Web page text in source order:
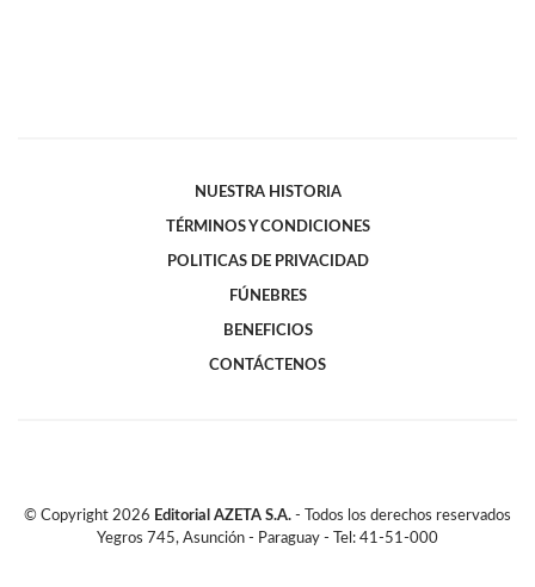
NUESTRA HISTORIA
TÉRMINOS Y CONDICIONES
POLITICAS DE PRIVACIDAD
FÚNEBRES
BENEFICIOS
CONTÁCTENOS
© Copyright 2026 Editorial AZETA S.A. - Todos los derechos reservados
Yegros 745, Asunción - Paraguay - Tel: 41-51-000